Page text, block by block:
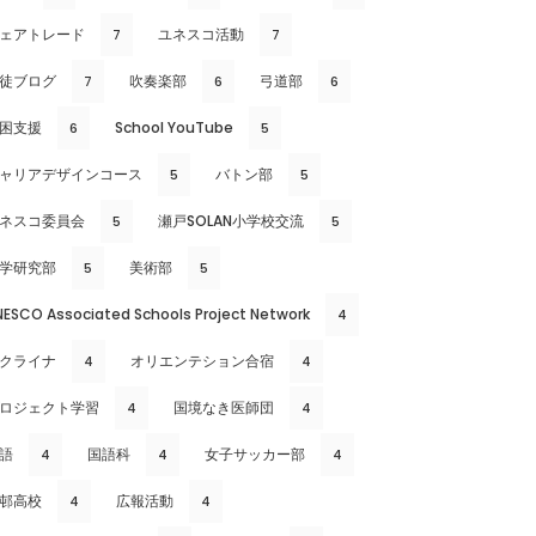
アトレード 7 ユネスコ活動 7
ブログ 7 吹奏楽部 6 弓道部 6
支援 6 School YouTube 5
リアデザインコース 5 バトン部 5
スコ委員会 5 瀬戸SOLAN小学校交流 5
研究部 5 美術部 5
Associated Schools Project Network 4
ライナ 4 オリエンテション合宿 4
ジェクト学習 4 国境なき医師団 4
4 国語科 4 女子サッカー部 4
高校 4 広報活動 4